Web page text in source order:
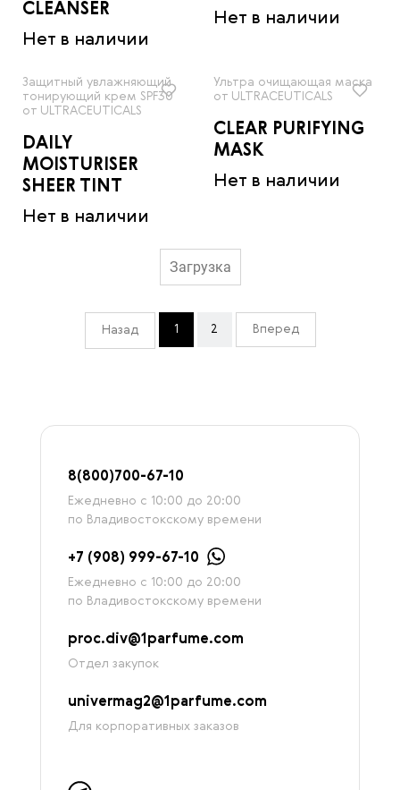
CLEANSER
Нет в наличии
Нет в наличии
Защитный увлажняющий
тонирующий крем SPF30
от ULTRACEUTICALS
DAILY
MOISTURISER
SHEER TINT
Нет в наличии
Ультра очищающая маска
от ULTRACEUTICALS
CLEAR PURIFYING
MASK
Нет в наличии
Загрузка
Назад 1 2 Вперед
8(800)700-67-10
Ежедневно с 10:00 до 20:00
по Владивостокскому времени
+7 (908) 999-67-10
Ежедневно с 10:00 до 20:00
по Владивостокскому времени
proc.div@1parfume.com
Отдел закупок
univermag2@1parfume.com
Для корпоративных заказов